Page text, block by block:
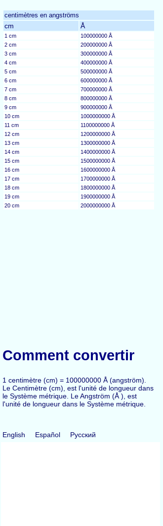
centimètres en angströms
cm Å
1 cm
100000000 Å
2 cm
200000000 Å
3 cm
300000000 Å
4 cm
400000000 Å
5 cm
500000000 Å
6 cm
600000000 Å
7 cm
700000000 Å
8 cm
800000000 Å
9 cm
900000000 Å
10 cm
1000000000 Å
11 cm
1100000000 Å
12 cm
1200000000 Å
13 cm
1300000000 Å
14 cm
1400000000 Å
15 cm
1500000000 Å
16 cm
1600000000 Å
17 cm
1700000000 Å
18 cm
1800000000 Å
19 cm
1900000000 Å
20 cm
2000000000 Å
Comment convertir
1 centimètre (cm) = 100000000 Å (angström).
Le Centimètre (cm), est l'unité de longueur dans
le Système métrique. Le Angström (Å ), est
l'unité de longueur dans le Système métrique.
English Español Русский